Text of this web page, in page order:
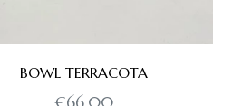
BOWL TERRACOTA
Precio